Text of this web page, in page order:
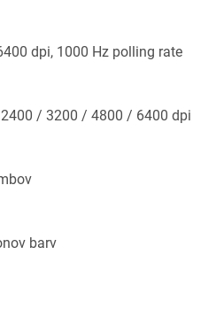
dpi, 1000 Hz polling rate
/ 3200 / 4800 / 6400 dpi
barv